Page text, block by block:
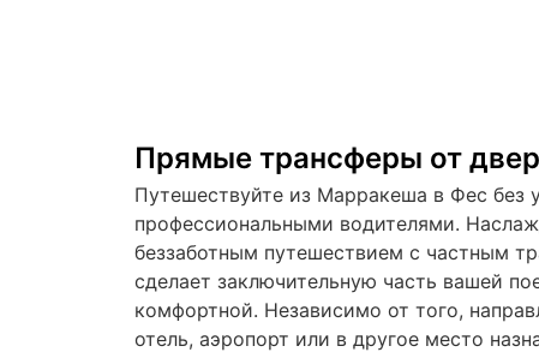
Прямые трансферы от
Путешествуйте из Марракеша в Фес без
профессиональными водителями.
беззаботным путешествием с частным
сделает заключительную часть вашей
комфортной. Независимо от того,
отель, аэропорт или в другое место